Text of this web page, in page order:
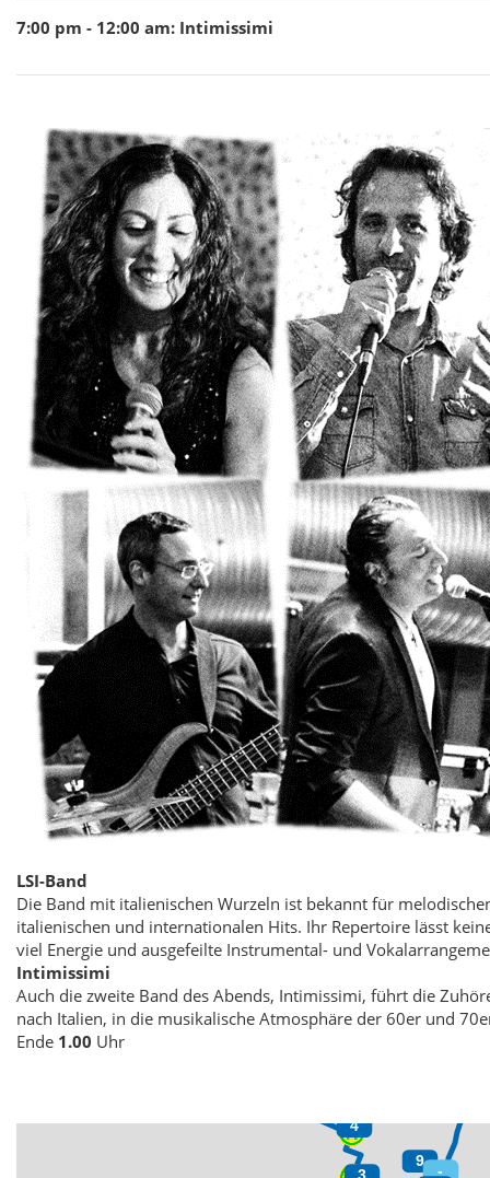
7:00 pm - 12:00 am: Intimissimi
LSI-Band
Die Band mit italienischen Wurzeln ist bekannt für
italienischen und internationalen Hits. Ihr Repertoire lässt
viel Energie und ausgefeilte Instrumental- und
Intimissimi
Auch die zweite Band des Abends, Intimissimi, führt die
nach Italien, in die musikalische Atmosphäre der 60er und
Ende 1.00 Uhr